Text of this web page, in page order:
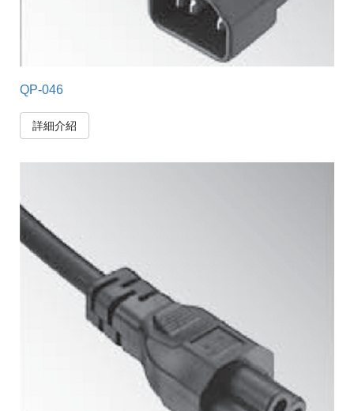
QP-046
詳細介紹